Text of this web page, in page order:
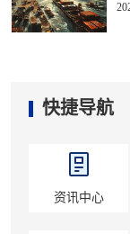
快捷导航
资讯中心